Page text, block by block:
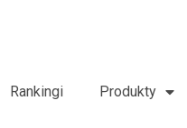
Rankingi Produkty